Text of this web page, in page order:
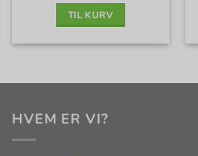
TIL KURV
HVEM ER VI?